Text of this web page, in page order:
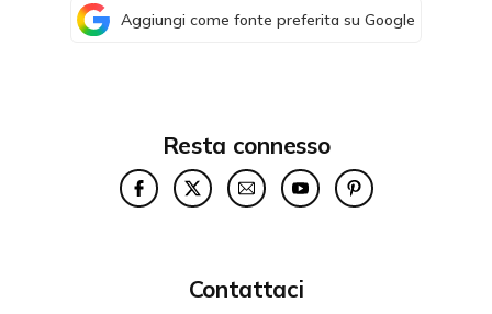
Aggiungi come fonte preferita su Google
Resta connesso
Contattaci